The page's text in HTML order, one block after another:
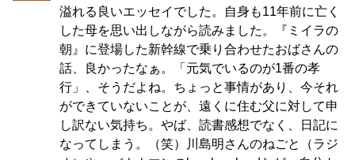
溢れる良いエッセイでした。自身も11年前に亡く
した母を思い出しながら読みました。『ミイラの
朝』に登場した新幹線で乗り合わせたおばさんの
話、良かったなぁ。「元気でいるのが1番の孝
行」、そうだよね。ちょっと事情があり、今それ
ができていないことが、遠くに住む父に対して申
し訳ない気持ち。やば、読書感想でなく、日記に
なってしまう。（笑）川島明さんのねごと（ラジ